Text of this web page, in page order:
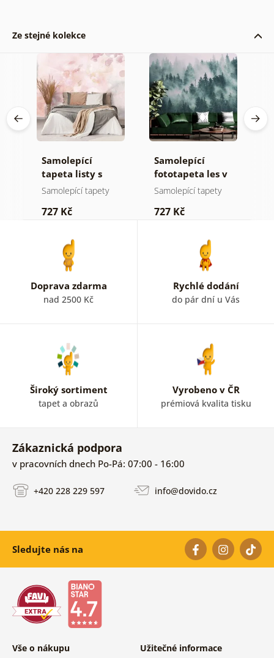
Ze stejné kolekce
Samolepící
tapeta listy s
pastelovým
Samolepící tapety
727 Kč
Samolepící
fototapeta les v
mlze
Samolepící tapety
727 Kč
Doprava zdarma
nad 2500 Kč
Rychlé dodání
do pár dní u Vás
Široký sortiment
tapet a obrazů
Vyrobeno v ČR
prémiová kvalita tisku
Zákaznická podpora
v pracovních dnech Po-Pá: 07:00 - 16:00
+420 228 229 597 info@dovido.cz
Sledujte nás na
Vše o nákupu Užitečné informace